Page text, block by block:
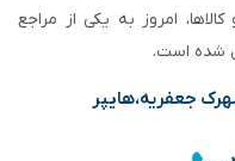
امروز به یکی از مراجع
شده است.
جعفریه،هایپر